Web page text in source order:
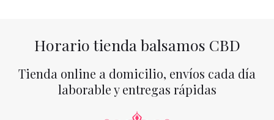
Horario tienda balsamos CBD
Tienda online a domicilio, envíos cada día
laborable y entregas rápidas